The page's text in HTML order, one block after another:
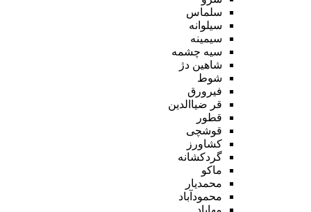
سلماس
سیلوانه
سیمینه
سیه چشمه
شاهین دژ
شوط
فیرورق
قر ضیاالدین
قطور
قوشچی
کشاورز
گردکشانه
ماکو
محمدیار
محمودآباد
مهاباد